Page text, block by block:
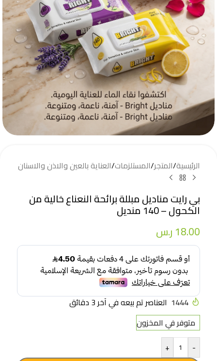
الرئيسية/المتجر/المستلزمات/العناية بالعين والاذن والاسنان
بي رايت مناديل مبللة برائحة النعناع خالية من
الكحول – 140 منديل
18.00 ر.س
1444 العناصر تم بيعه في آخر 3 دقائق
متوفر في المخزون
-
+